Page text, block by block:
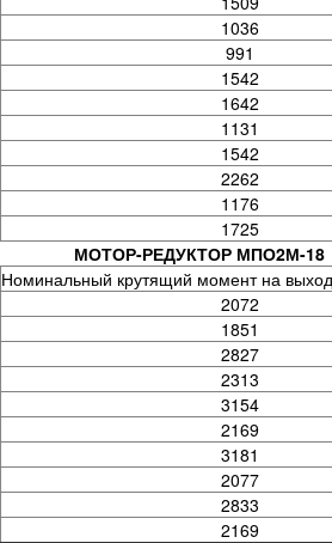
1036
991
1542
1642
1131
1542
2262
1176
1725
МОТОР-РЕДУКТОР МПО2М-18
Номинальный крутящий момент на
2072
1851
2827
2313
3154
2169
3181
2077
2833
2169